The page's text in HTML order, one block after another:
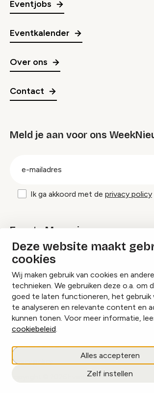
Deze website maakt
cookies
Wij maken gebruik van cookies en
technieken. We gebruiken deze o.a. om
goed te laten functioneren, het gebruik
te analyseren en relevante content en
kunnen tonen. Voor meer informatie,
cookiebeleid.
Alles accepteren
Zelf instellen
Eventjobs
Eventkalender
Over ons
Contact
Meld je aan voor ons
Ik ga akkoord met de privacy policy
Events Magazine
Ik ontvang graag Events
InstagramFacebookLinkedIn
Cookies beheren
Privacy policy
copyright © 2026 Events.nl